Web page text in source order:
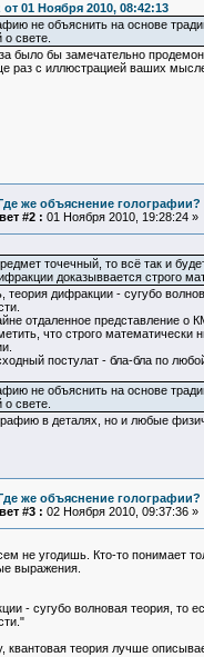
от 01 Ноября 2010, 08:42:13
не объяснить на основе
о свете.
было бы замечательно
раз с иллюстрацией ваших
же объяснение голографии?
#2 : 01 Ноября 2010, 19:28:24 »
точечный, то всё так и
доказыввается строго
теория дифракции - сугубо
отдаленное представление о
что строго математически
постулат - бла-бла по
не объяснить на основе
о свете.
в деталях, но и любые
же объяснение голографии?
#3 : 02 Ноября 2010, 09:37:36 »
не угодишь. Кто-то понимает
выражения.
- сугубо волновая теория, то
квантовая теория лучше